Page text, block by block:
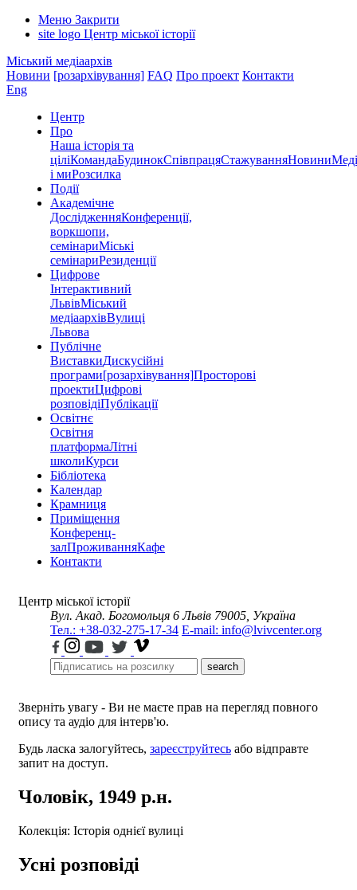
Меню Закрити
site logo Центр міської історії
Міський медіаархів
Новини [розархівування] FAQ Про проект Контакти
Eng
Центр
Про
Наша історія та
ціліКомандаБудинокСпівпрацяСтажуванняНовини
і миРозсилка
Події
Академічне
ДослідженняКонференції,
воркшопи,
семінариМіські
семінариРезиденції
Цифрове
Інтерактивний
ЛьвівМіський
медіаархівВулиці
Львова
Публічне
ВиставкиДискусійні
програми[розархівування]Просторові
проектиЦифрові
розповідіПублікації
Освітнє
Освітня
платформаЛітні
школиКурси
Бібліотека
Календар
Крамниця
Приміщення
Конференц-
залПроживанняКафе
Контакти
Центр міської історії
Вул. Акад. Богомольця 6 Львів 79005, Україна
Тел.: +38-032-275-17-34 E-mail: info@lvivcenter.org
search
Зверніть увагу - Ви не маєте прав на перегляд повного
опису та аудіо для інтерв'ю.
Будь ласка залогуйтесь, зареєструйтесь або відправте
запит на доступ.
Чоловік, 1949 р.н.
Колекція: Історія однієї вулиці
Усні розповіді